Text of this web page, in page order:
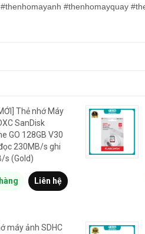
#thenhomayquay
Thẻ nhớ Máy
SanDisk
GO 128GB V30
230MB/s ghi
s (Gold)
Liên hệ
máy ảnh SDHC